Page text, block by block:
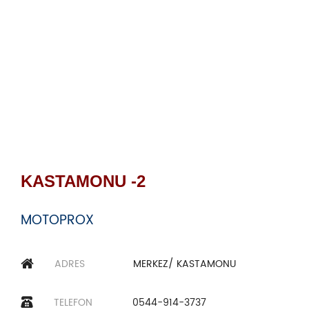
KASTAMONU -2
MOTOPROX
ADRES MERKEZ/ KASTAMONU
TELEFON 0544-914-3737